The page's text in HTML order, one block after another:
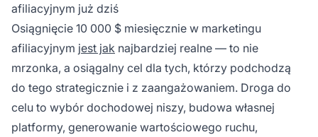
afiliacyjnym już dziś
Osiągnięcie 10 000 $ miesięcznie w marketingu
afiliacyjnym jest jak najbardziej realne — to nie
mrzonka, a osiągalny cel dla tych, którzy podchodzą
do tego strategicznie i z zaangażowaniem. Droga do
celu to wybór dochodowej niszy, budowa własnej
platformy, generowanie wartościowego ruchu,